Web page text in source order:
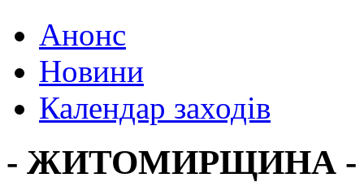
Анонс
Новини
Календар заходів
- ЖИТОМИРЩИНА -